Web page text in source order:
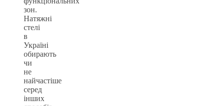
зон.
Натяжні
стелі
в
Україні
обирають
чи
не
найчастіше
серед
інших